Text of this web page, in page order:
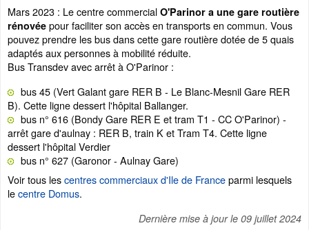
Mars 2023 : Le centre commercial O'Parinor a une gare routière
rénovée pour faciliter son accès en transports en commun. Vous
pouvez prendre les bus dans cette gare routière dotée de 5 quais
adaptés aux personnes à mobilité réduite.
Bus Transdev avec arrêt à O'Parinor :
bus 45 (Vert Galant gare RER B - Le Blanc-Mesnil Gare RER
B). Cette ligne dessert l'hôpital Ballanger.
bus n° 616 (Bondy Gare RER E et tram T1 - CC O'Parinor) -
arrêt gare d'aulnay : RER B, train K et Tram T4. Cette ligne
dessert l'hôpital Verdier
bus n° 627 (Garonor - Aulnay Gare)
Voir tous lescentres commerciaux d'Ile de Franceparmi lesquels
lecentre Domus.
Dernière mise à jour le 09 juillet 2024